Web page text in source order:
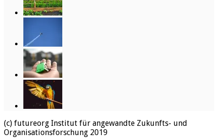
(c) futureorg Institut für angewandte Zukunfts- und
Organisationsforschung 2019